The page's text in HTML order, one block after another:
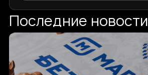
Последние новости